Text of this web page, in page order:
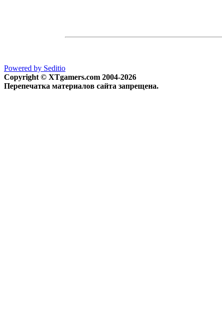
Powered by Seditio
Copyright © XTgamers.com 2004-2026
Перепечатка материалов сайта запрещена.